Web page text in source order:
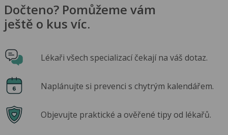
Dočteno? Pomůžeme vám
ještě o kus víc.
Lékaři všech specializací čekají na váš dotaz.
Naplánujte si prevenci s chytrým kalendářem.
Objevujte praktické a ověřené tipy od lékařů.